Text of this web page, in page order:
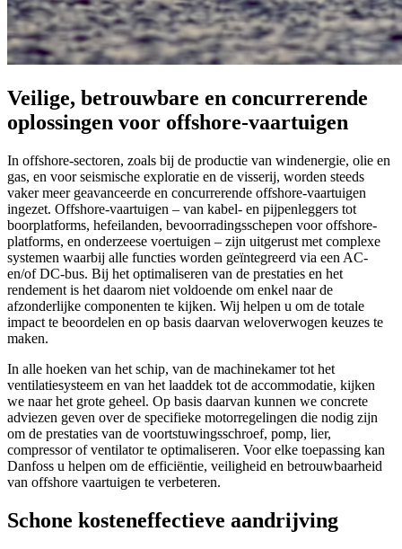
Veilige, betrouwbare en concurrerende
oplossingen voor offshore-vaartuigen
In offshore-sectoren, zoals bij de productie van windenergie, olie en
gas, en voor seismische exploratie en de visserij, worden steeds
vaker meer geavanceerde en concurrerende offshore-vaartuigen
ingezet. Offshore-vaartuigen – van kabel- en pijpenleggers tot
boorplatforms, hefeilanden, bevoorradingsschepen voor offshore-
platforms, en onderzeese voertuigen – zijn uitgerust met complexe
systemen waarbij alle functies worden geïntegreerd via een AC-
en/of DC-bus. Bij het optimaliseren van de prestaties en het
rendement is het daarom niet voldoende om enkel naar de
afzonderlijke componenten te kijken. Wij helpen u om de totale
impact te beoordelen en op basis daarvan weloverwogen keuzes te
maken.
In alle hoeken van het schip, van de machinekamer tot het
ventilatiesysteem en van het laaddek tot de accommodatie, kijken
we naar het grote geheel. Op basis daarvan kunnen we concrete
adviezen geven over de specifieke motorregelingen die nodig zijn
om de prestaties van de voortstuwingsschroef, pomp, lier,
compressor of ventilator te optimaliseren. Voor elke toepassing kan
Danfoss u helpen om de efficiëntie, veiligheid en betrouwbaarheid
van offshore vaartuigen te verbeteren.
Schone kosteneffectieve aandrijving